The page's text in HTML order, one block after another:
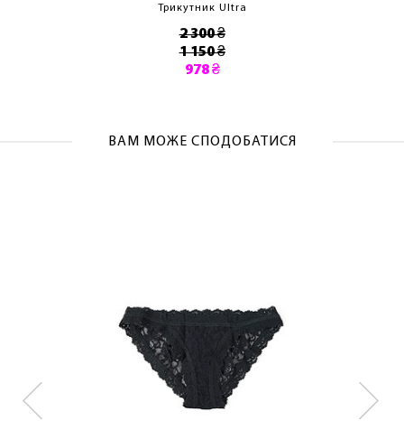
Трикутник Ultra
2 300 ₴
1 150 ₴
978 ₴
ВАМ МОЖЕ СПОДОБАТИСЯ